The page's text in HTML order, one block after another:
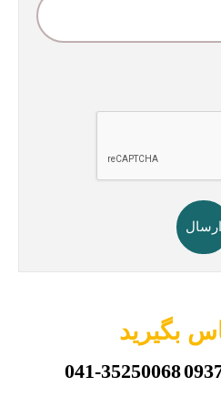
ارسال
بگیرید
041-35250068